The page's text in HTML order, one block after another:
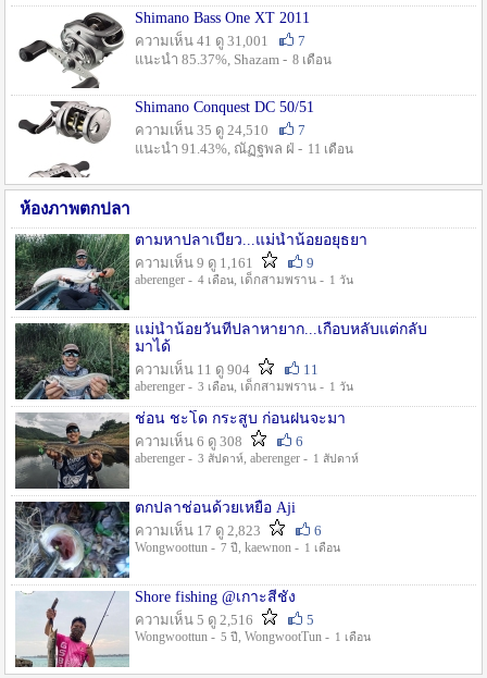
Shimano Bass One XT 2011
ความเห็น 41 ดู 31,001
7
แนะนำ 85.37%, Shazam - 8 เดือน
Shimano Conquest DC 50/51
ความเห็น 35 ดู 24,510
7
แนะนำ 91.43%, ณัฏฐพล ฝ่ - 11 เดือน
ห้องภาพตกปลา
ตามหาปลาเบี้ยว...แม่น้ำน้อยอยุธยา
ความเห็น 9 ดู 1,161
9
aberenger - 4 เดือน, เด็กสามพราน - 1 วัน
แม่น้ำน้อยวันที่ปลาหายาก...เกือบหลับแต่กลับ
มาได้
ความเห็น 11 ดู 904
11
aberenger - 3 เดือน, เด็กสามพราน - 1 วัน
ช่อน ชะโด กระสูบ ก่อนฝนจะมา
ความเห็น 6 ดู 308
6
aberenger - 3 สัปดาห์, aberenger - 1 สัปดาห์
ตกปลาช่อนด้วยเหยื่อ Aji
ความเห็น 17 ดู 2,823
6
Wongwoottun - 7 ปี , kaewnon - 1 เดือน
Shore fishing @เกาะสีชัง
ความเห็น 5 ดู 2,516
5
Wongwoottun - 5 ปี , WongwootTun - 1 เดือน